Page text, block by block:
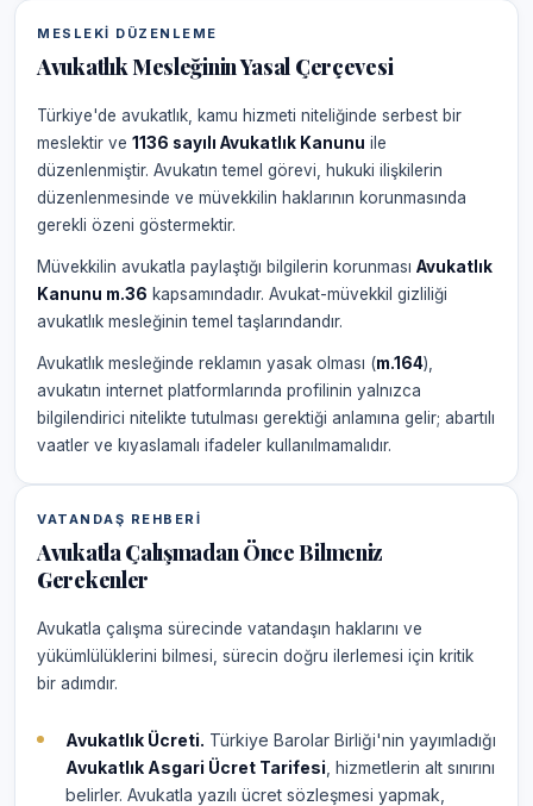
MESLEKI DÜZENLEME
Avukatlık Mesleğinin Yasal Çerçevesi
Türkiye'de avukatlık, kamu hizmeti niteliğinde serbest bir
meslektir ve 1136 sayılı Avukatlık Kanunu ile
düzenlenmiştir. Avukatın temel görevi, hukuki ilişkilerin
düzenlenmesinde ve müvekkilin haklarının korunmasında
gerekli özeni göstermektir.
Müvekkilin avukatla paylaştığı bilgilerin korunması Avukatlık
Kanunu m.36 kapsamındadır. Avukat-müvekkil gizliliği
avukatlık mesleğinin temel taşlarındandır.
Avukatlık mesleğinde reklamın yasak olması (m.164),
avukatın internet platformlarında profilinin yalnızca
bilgilendirici nitelikte tutulması gerektiği anlamına gelir; abartılı
vaatler ve kıyaslamalı ifadeler kullanılmamalıdır.
VATANDAŞ REHBERI
Avukatla Çalışmadan Önce Bilmeniz
Gerekenler
Avukatla çalışma sürecinde vatandaşın haklarını ve
yükümlülüklerini bilmesi, sürecin doğru ilerlemesi için kritik
bir adımdır.
Avukatlık Ücreti. Türkiye Barolar Birliği'nin yayımladığı
Avukatlık Asgari Ücret Tarifesi , hizmetlerin alt sınırını
belirler. Avukatla yazılı ücret sözleşmesi yapmak,